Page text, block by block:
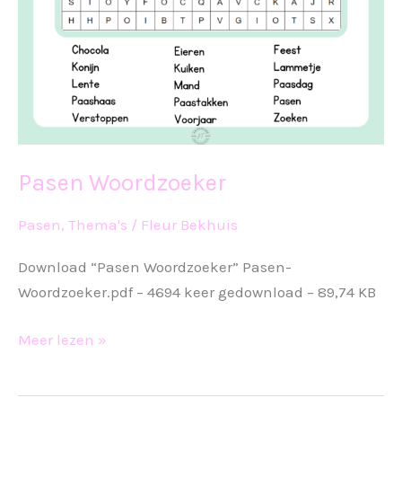
Pasen Woordzoeker
Pasen, Thema's / Fleur Bekhuis
Download “Pasen Woordzoeker” Pasen-
Woordzoeker.pdf – 4694 keer gedownload – 89,74 KB
Pasen
Meer lezen »